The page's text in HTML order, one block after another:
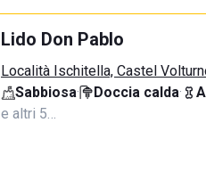
Lido Don Pablo
Località Ischitella, Castel
Sabbiosa· Doccia calda·
e altri 5…